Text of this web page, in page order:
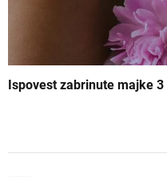
Ispovest zabrinute majke 3